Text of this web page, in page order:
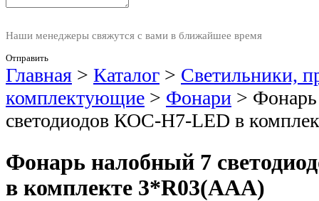
Наши менеджеры свяжутся с вами в ближайшее время
Отправить
Главная > Каталог > Светильники,
комплектующие > Фонари >
светодиодов КОС-H7-LED в
Фонарь налобный 7
в комплекте 3*R03(AAA)